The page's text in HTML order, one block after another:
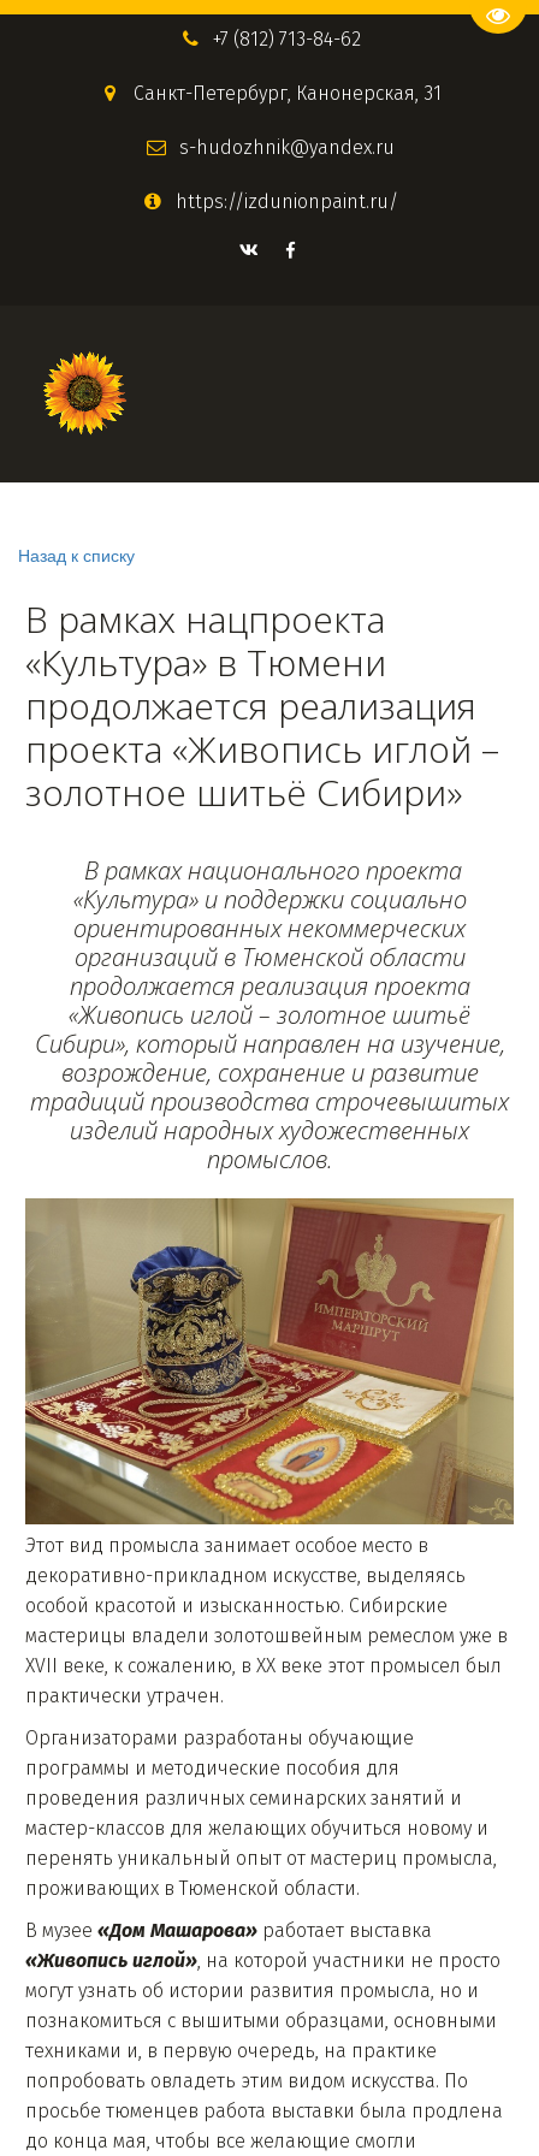
+7 (812) 713-84-62
Санкт-Петербург, Канонерская, 31
s-hudozhnik@yandex.ru
https://izdunionpaint.ru/
Назад к списку
В рамках нацпроекта
«Культура» в Тюмени
продолжается реализация
проекта «Живопись иглой –
золотное шитьё Сибири»
В рамках национального проекта
«Культура» и поддержки социально
ориентированных некоммерческих
организаций в Тюменской области
продолжается реализация проекта
«Живопись иглой – золотное шитьё
Сибири», который направлен на изучение,
возрождение, сохранение и развитие
традиций производства строчевышитых
изделий народных художественных
промыслов.
Этот вид промысла занимает особое место в
декоративно-прикладном искусстве, выделяясь
особой красотой и изысканностью. Сибирские
мастерицы владели золотошвейным ремеслом уже в
XVII веке, к сожалению, в ХХ веке этот промысел был
практически утрачен.
Организаторами разработаны обучающие
программы и методические пособия для
проведения различных семинарских занятий и
мастер-классов для желающих обучиться новому и
перенять уникальный опыт от мастериц промысла,
проживающих в Тюменской области.
В музее «Дом Машарова» работает выставка
«Живопись иглой» , на которой участники не просто
могут узнать об истории развития промысла, но и
познакомиться с вышитыми образцами, основными
техниками и, в первую очередь, на практике
попробовать овладеть этим видом искусства. По
просьбе тюменцев работа выставки была продлена
до конца мая, чтобы все желающие смогли